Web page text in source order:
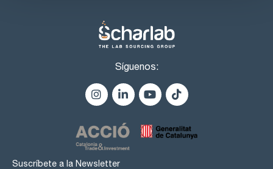
Síguenos:
Suscríbete a la Newsletter